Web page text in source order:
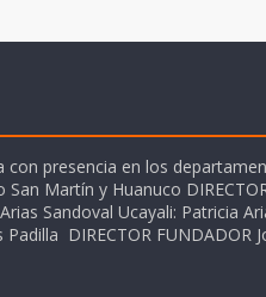
con presencia en los
Martín y Huanuco
Sandoval Ucayali: Patricia
DIRECTOR FUNDADOR